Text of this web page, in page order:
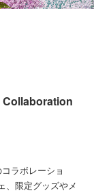
Collaboration
ラボレーショ
、限定グッズやメ